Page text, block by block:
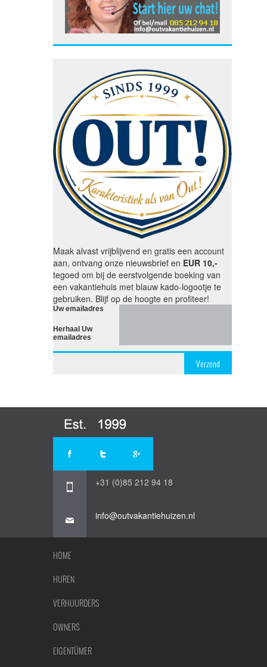
Maak alvast vrijblijvend en gratis een account
aan, ontvang onze nieuwsbrief en EUR 10,-
tegoed om bij de eerstvolgende boeking van
een vakantiehuis met blauw kado-logootje te
gebruiken. Blijf op de hoogte en profiteer!
Uw emailadres
Herhaal Uw
emailadres
Verzend
+31 (0)85 212 94 18
info@outvakantiehuizen.nl
HOME
HUREN
VERHUURDERS
OWNERS
EIGENTÜMER